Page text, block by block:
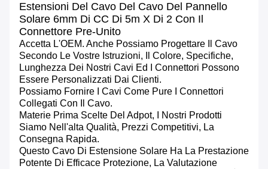
Estensioni Del Cavo Del Cavo Del Pannello
Solare 6mm Di CC Di 5m X Di 2 Con Il
Connettore Pre-Unito
Accetta L'OEM. Anche Possiamo Progettare Il Cavo
Secondo Le Vostre Istruzioni, Il Colore, Specifiche,
Lunghezza Dei Nostri Cavi Ed I Connettori Possono
Essere Personalizzati Dai Clienti.
Possiamo Fornire I Cavi Come Pure I Connettori
Collegati Con Il Cavo.
Materie Prima Scelte Del Adpot, I Nostri Prodotti
Siamo Nell'alta Qualità, Prezzi Competitivi, La
Consegna Rapida.
Questo Cavo Di Estensione Solare Ha La Prestazione
Potente Di Efficace Protezione, La Valutazione